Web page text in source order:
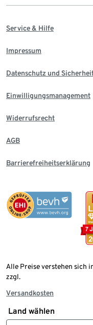
Service & Hilfe
Impressum
Datenschutz und
Einwilligungsmanagement
Widerrufsrecht
AGB
Barrierefreiheitserklärung
Alle Preise verstehen sich
zzgl.
Versandkosten
Land wählen